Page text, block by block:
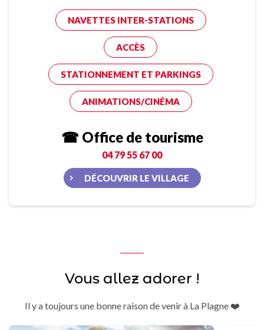
NAVETTES INTER-STATIONS
ACCÈS
STATIONNEMENT ET PARKINGS
ANIMATIONS/CINÉMA
☎ Office de tourisme
04 79 55 67 00
DÉCOUVRIR LE VILLAGE
Vous allez adorer !
Il y a toujours une bonne raison de venir à La Plagne ❤️